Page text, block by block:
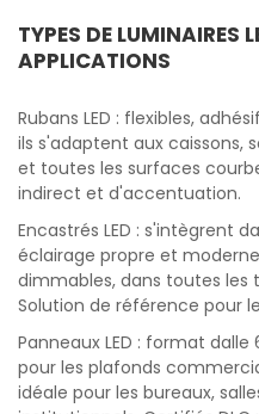
TYPES DE LUMINAIRES
APPLICATIONS
Rubans LED : flexibles,
ils s'adaptent aux caissons,
et toutes les surfaces
indirect et d'accentuation.
Encastrés LED : s'intègrent
éclairage propre et
dimmables, dans toutes les
Solution de référence pour
Panneaux LED : format
pour les plafonds
idéale pour les bureaux,